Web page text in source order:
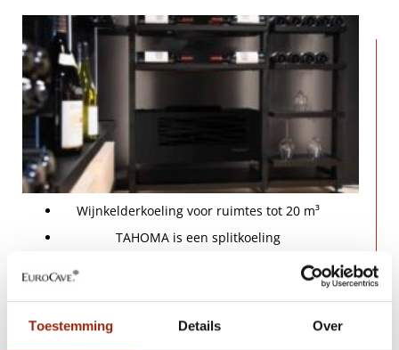
Toestemming Details Over
Wijnkelderkoeling voor ruimtes tot 20 m³
TAHOMA is een splitkoeling
OFFERTE AANVRAGEN